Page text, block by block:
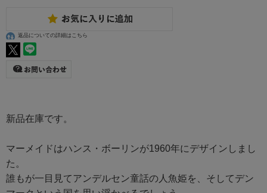
返品についての詳細はこちら
新品在庫です。
マーメイドはハンス・ボーリンが1960年にデザインしまし
た。
誰もが一目見てアンデルセン童話の人魚姫を、そしてデン